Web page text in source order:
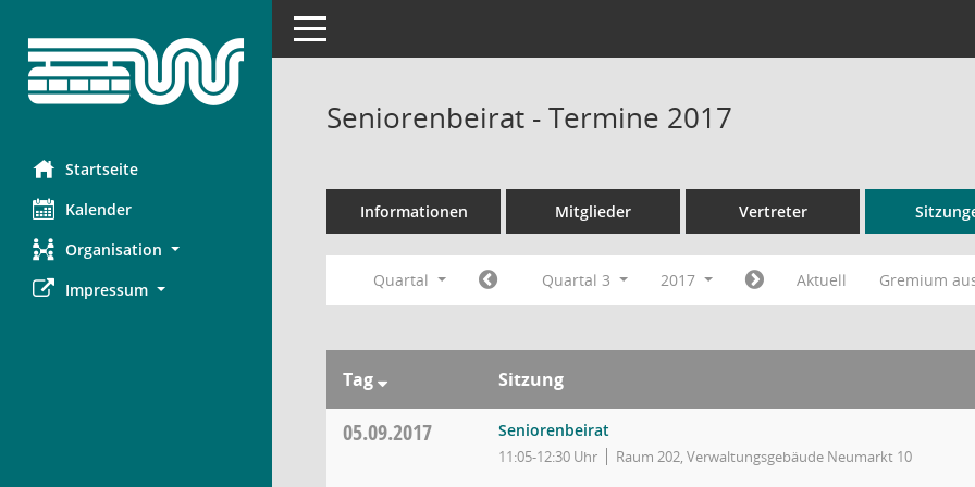
Startseite
Kalender
Organisation
Impressum
Toggle navigation
Seniorenbeirat - Termine 2017
Informationen Mitglieder Vertreter
Quartal Quartal 3 2017 Aktuell Gremium
Tag Sitzung
05.09.2017 Seniorenbeirat
11:05-12:30 Uhr Raum 202, Verwaltungsgebäude Neumarkt 10